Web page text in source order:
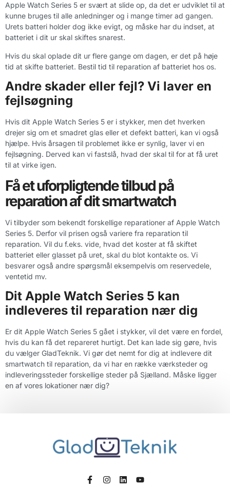
Apple Watch Series 5 er svært at slide op, da det er udviklet til at
kunne bruges til alle anledninger og i mange timer ad gangen.
Urets batteri holder dog ikke evigt, og måske har du indset, at
batteriet i dit ur skal skiftes snarest.
Hvis du skal oplade dit ur flere gange om dagen, er det på høje
tid at skifte batteriet. Bestil tid til reparation af batteriet hos os.
Andre skader eller fejl? Vi laver en
fejlsøgning
Hvis dit Apple Watch Series 5 er i stykker, men det hverken
drejer sig om et smadret glas eller et defekt batteri, kan vi også
hjælpe. Hvis årsagen til problemet ikke er synlig, laver vi en
fejlsøgning. Derved kan vi fastslå, hvad der skal til for at få uret
til at virke igen.
Få et uforpligtende tilbud på
reparation af dit smartwatch
Vi tilbyder som bekendt forskellige reparationer af Apple Watch
Series 5. Derfor vil prisen også variere fra reparation til
reparation. Vil du f.eks. vide, hvad det koster at få skiftet
batteriet eller glasset på uret, skal du blot kontakte os. Vi
besvarer også andre spørgsmål eksempelvis om reservedele,
ventetid mv.
Dit Apple Watch Series 5 kan
indleveres til reparation nær dig
Er dit Apple Watch Series 5 gået i stykker, vil det være en fordel,
hvis du kan få det repareret hurtigt. Det kan lade sig gøre, hvis
du vælger GladTeknik. Vi gør det nemt for dig at indlevere dit
smartwatch til reparation, da vi har en række værksteder og
indleveringssteder forskellige steder på Sjælland. Måske ligger
en af vores lokationer nær dig?